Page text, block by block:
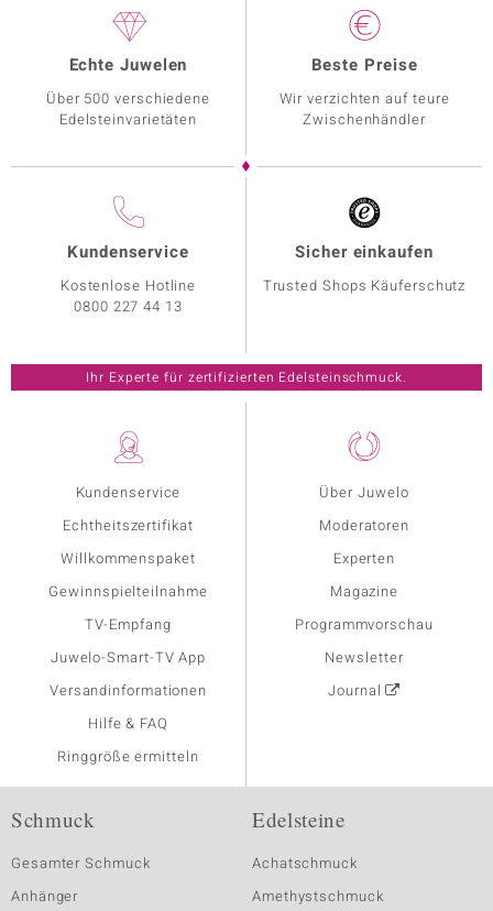
Kundenservice
Echtheitszertifikat
Willkommenspaket
Gewinnspielteilnahme
TV-Empfang
Juwelo-Smart-TV App
Versandinformationen
Hilfe & FAQ
Ringgröße ermitteln
Über Juwelo
Moderatoren
Experten
Magazine
Programmvorschau
Newsletter
Journal
Echte Juwelen
Über 500 verschiedene
Edelsteinvarietäten
Beste Preise
Wir verzichten auf teure
Zwischenhändler
Kundenservice
Kostenlose Hotline
0800 227 44 13
Sicher einkaufen
Trusted Shops Käuferschutz
Ihr Experte für zertifizierten Edelsteinschmuck.
Schmuck
Gesamter Schmuck
Anhänger
Edelsteine
Achatschmuck
Amethystschmuck